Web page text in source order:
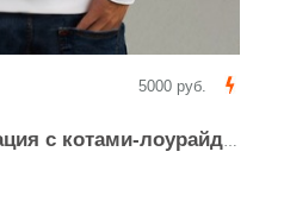
5000 руб.
с котами-лоурайдерами